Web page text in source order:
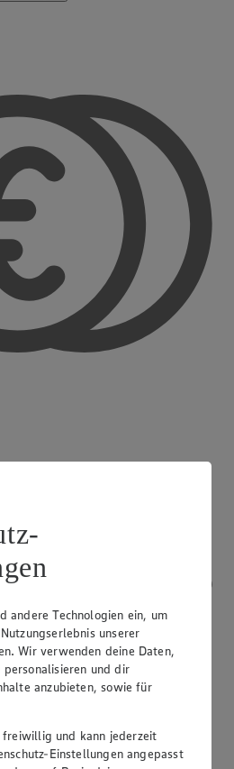
andere Technologien ein, um
unserer
Wir verwenden deine Daten,
personalisieren und dir
anzubieten, sowie für
und kann jederzeit
Einstellungen angepasst